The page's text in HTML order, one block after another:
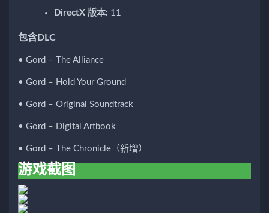
DirectX 版本: 11
包含DLC
• Gord – The Alliance
• Gord – Hold Your Ground
• Gord – Original Soundtrack
• Gord – Digital Artbook
• Gord – The Chronicle（新增）
游戏截图